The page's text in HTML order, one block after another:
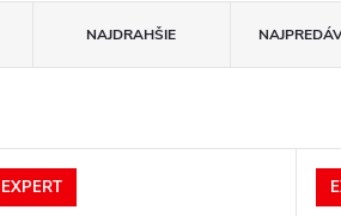
NAJDRAHŠIE
EXPERT